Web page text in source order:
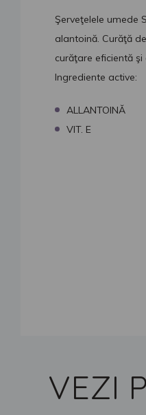
Şerveţelele umede
alantoină. Curăţă
curăţare eficientă
Ingrediente active:
ALLANTOINĂ
VIT. E
VEZI